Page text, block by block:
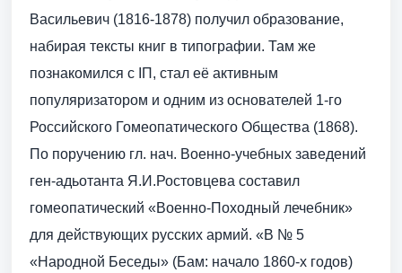
Васильевич (1816-1878) получил образование,
набирая тексты книг в типографии. Там же
познакомился с IП, стал её активным
популяризатором и одним из основателей 1-го
Российского Гомеопатического Общества (1868).
По поручению гл. нач. Военно-учебных заведений
ген-адьотанта Я.И.Ростовцева составил
гомеопатический «Военно-Походный лечебник»
для действующих русских армий. «В № 5
«Народной Беседы» (Бам: начало 1860-х годов)